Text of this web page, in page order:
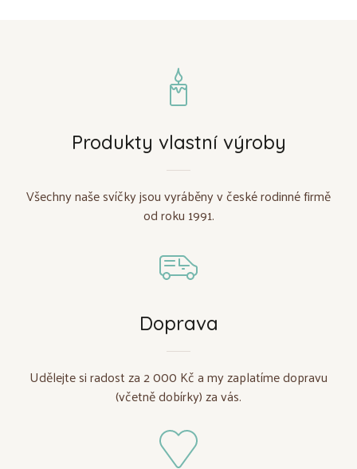
Produkty vlastní výroby
Všechny naše svíčky jsou vyráběny v české rodinné firmě
od roku 1991.
Doprava
Udělejte si radost za 2 000 Kč a my zaplatíme dopravu
(včetně dobírky) za vás.